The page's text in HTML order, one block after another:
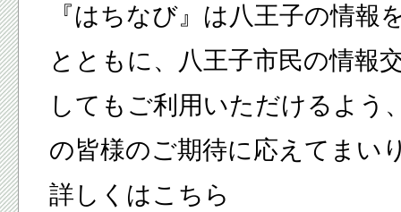
『はちなび』は八王子の情報
とともに、八王子市民の情報
してもご利用いただけるよう
の皆様のご期待に応えてまい
詳しくはこちら